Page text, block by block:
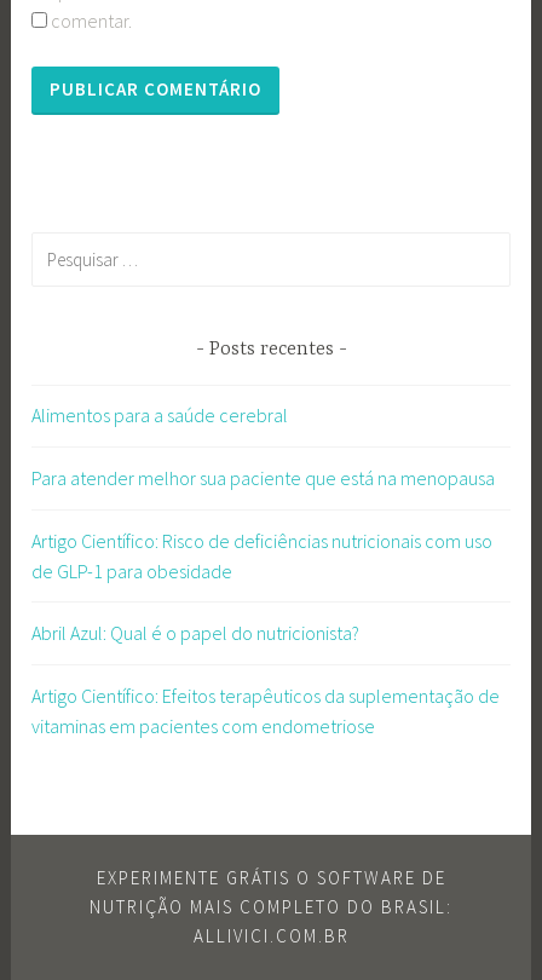
comentar.
Posts recentes
Alimentos para a saúde cerebral
Para atender melhor sua paciente que está na menopausa
Artigo Científico: Risco de deficiências nutricionais com uso
de GLP-1 para obesidade
Abril Azul: Qual é o papel do nutricionista?
Artigo Científico: Efeitos terapêuticos da suplementação de
vitaminas em pacientes com endometriose
EXPERIMENTE GRÁTIS O SOFTWARE DE
NUTRIÇÃO MAIS COMPLETO DO BRASIL:
ALLIVICI.COM.BR